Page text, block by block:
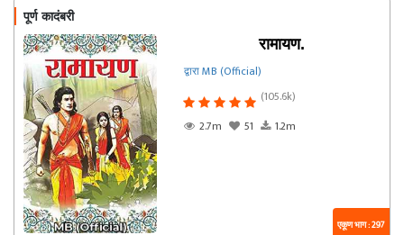
पूर्ण कादंबरी
रामायण.
द्वारा MB (Official)
(105.6k)
2.7m
51 1.2m
एकूण भाग : 297